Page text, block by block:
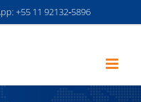
‪+55 11 92132‑5896‬